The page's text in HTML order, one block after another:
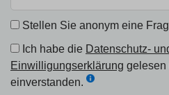
Stellen Sie anonym eine
Ich habe die Datenschutz-
Einwilligungserklärung gelesen
einverstanden.